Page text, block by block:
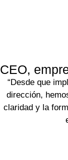
CEO,
“Desde que
dirección,
claridad y la